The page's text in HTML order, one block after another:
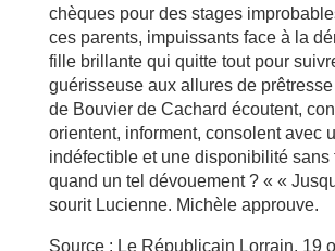
chèques pour des stages
ces parents, impuissants face à la
fille brillante qui quitte tout pour
guérisseuse aux allures de
de Bouvier de Cachard écoutent,
orientent, informent, consolent avec
indéfectible et une disponibilité sans
quand un tel dévouement ? « «
sourit Lucienne. Michèle approuve.
Source : Le Républicain Lorrain, 19